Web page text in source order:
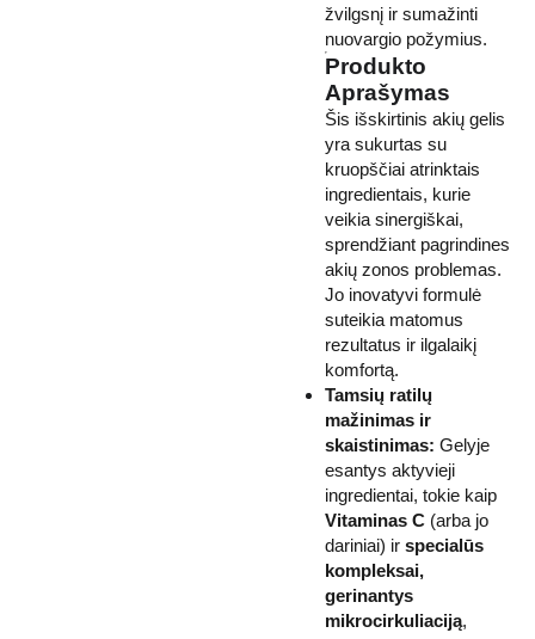
žvilgsnį ir sumažinti
nuovargio požymius.
Produkto
Aprašymas
Šis išskirtinis akių gelis
yra sukurtas su
kruopščiai atrinktais
ingredientais, kurie
veikia sinergiškai,
sprendžiant pagrindines
akių zonos problemas.
Jo inovatyvi formulė
suteikia matomus
rezultatus ir ilgalaikį
komfortą.
Tamsių ratilų
mažinimas ir
skaistinimas: Gelyje
esantys aktyvieji
ingredientai, tokie kaip
Vitaminas C (arba jo
dariniai) ir specialūs
kompleksai,
gerinantys
mikrocirkuliaciją,